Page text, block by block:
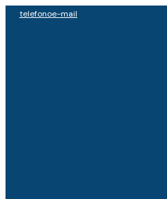
telefonoe-mail